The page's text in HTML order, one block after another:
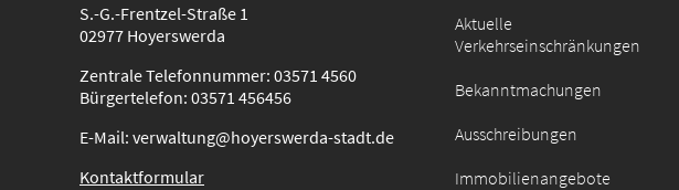
S.-G.-Frentzel-Straße 1
02977 Hoyerswerda
Zentrale Telefonnummer: 03571 4560
Bürgertelefon: 03571 456456
E-Mail: verwaltung@hoyerswerda-stadt.de
Kontaktformular
Aktuelle
Verkehrseinschränkungen
Bekanntmachungen
Ausschreibungen
Immobilienangebote